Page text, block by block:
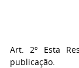
Art. 2º Esta
publicação.